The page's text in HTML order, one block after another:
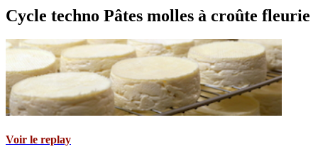
Cycle techno Pâtes molles à croûte fleurie
Voir le replay